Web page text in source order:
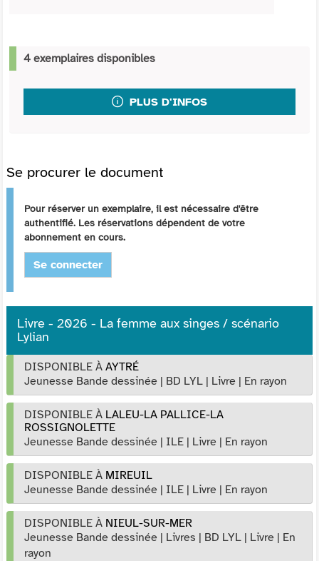
4 exemplaires disponibles
PLUS D'INFOS
Se procurer le document
Pour réserver un exemplaire, il est nécessaire d'être
authentifié. Les réservations dépendent de votre
abonnement en cours.
Se connecter
Livre - 2026 - La femme aux singes / scénario
Lylian
DISPONIBLE À AYTRÉ
Jeunesse Bande dessinée | BD LYL | Livre | En rayon
DISPONIBLE À LALEU-LA PALLICE-LA
ROSSIGNOLETTE
Jeunesse Bande dessinée | ILE | Livre | En rayon
DISPONIBLE À MIREUIL
Jeunesse Bande dessinée | ILE | Livre | En rayon
DISPONIBLE À NIEUL-SUR-MER
Jeunesse Bande dessinée | Livres | BD LYL | Livre | En
rayon